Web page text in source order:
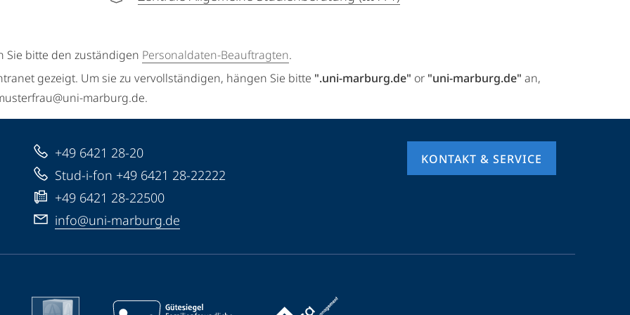
Sie bitte den zuständigen Personaldaten-Beauftragten.
gezeigt. Um sie zu vervollständigen, hängen Sie bitte ".uni-marburg.de" or "uni-marburg.de" an,
marburg.de.
+49 6421 28-20
Stud-i-fon +49 6421 28-22222
+49 6421 28-22500
info@uni-marburg.de
KONTAKT & SERVICE